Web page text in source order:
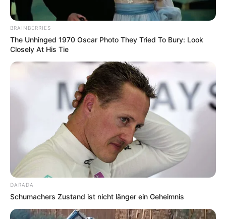
BRAINBERRIES
The Unhinged 1970 Oscar Photo They Tried To Bury: Look
Closely At His Tie
DARADA
Schumachers Zustand ist nicht länger ein Geheimnis